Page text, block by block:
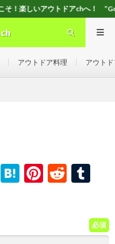
アウトドアchへ！ ”Good seller”
アウトドア料理 アウト
M H
n
Pi
es
R
di bl
必須